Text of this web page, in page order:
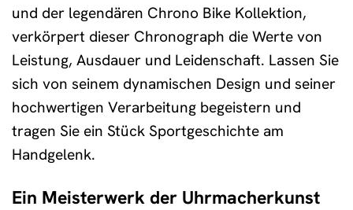
und der legendären Chrono Bike Kollektion,
verkörpert dieser Chronograph die Werte von
Leistung, Ausdauer und Leidenschaft. Lassen Sie
sich von seinem dynamischen Design und seiner
hochwertigen Verarbeitung begeistern und
tragen Sie ein Stück Sportgeschichte am
Handgelenk.
Ein Meisterwerk der Uhrmacherkunst